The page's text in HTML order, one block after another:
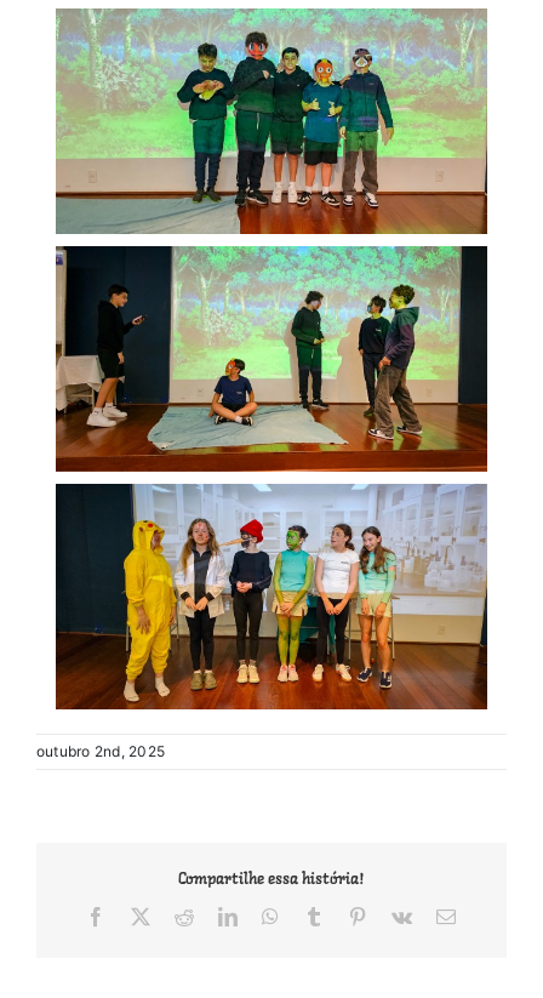
outubro 2nd, 2025
Compartilhe essa história!
Facebook RedditLinkedInWhatsApp
Tumblr Pinterest
Vk
E-